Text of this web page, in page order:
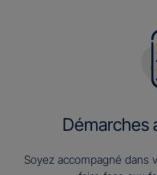
Démarches
Soyez accompagné dans